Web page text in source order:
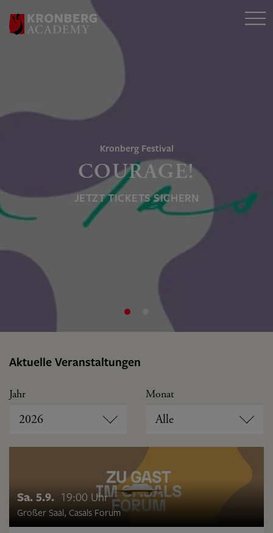
Kronberg Festival
COURAGE!
JETZT TICKETS SICHERN
Aktuelle Veranstaltungen
Jahr
2026
Monat
Alle
Sa. 5.9. 19:00 Uhr
Großer Saal, Casals Forum